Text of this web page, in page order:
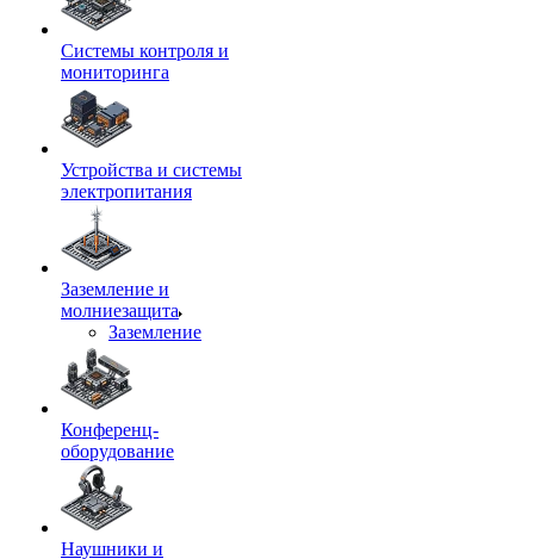
Системы контроля и
мониторинга
Устройства и системы
электропитания
Заземление и
молниезащита
Заземление
Конференц-
оборудование
Наушники и